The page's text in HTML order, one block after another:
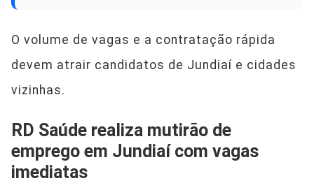
O volume de vagas e a contratação rápida
devem atrair candidatos de Jundiaí e cidades
vizinhas.
RD Saúde realiza mutirão de
emprego em Jundiaí com vagas
imediatas